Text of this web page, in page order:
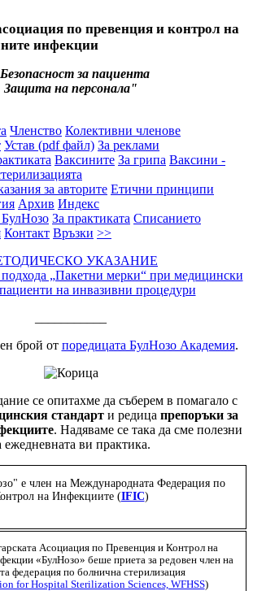
по превенция и контрол на
инфекции
за пациента
Защита на персонала"
Членство Колективни членове
Устав (pdf файл) За реклами
Ваксините За грипа Ваксини -
за авторите Етични принципи
Архив Индекс
БулНозо За практиката Списанието
Контакт Връзки >>
УКАЗАНИЕ
„Пакетни мерки“ при медицински
на инвазивни процедури
брой от поредицата БулНозо Академия.
се опитахме да съберем в помагало с
стандарт и редица препоръки за
. Надяваме се така да сме полезни
ежедневната ви практика.
е член на Международната Федерация по
на Инфекциите (IFIC)
Асоциация по Превенция и Контрол на
«БулНозо» беше приета за редовен член на
федерация по болнична стерилизация
for Hospital Sterilization Sciences, WFHSS)